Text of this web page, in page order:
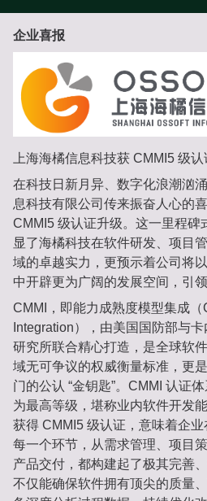
企业喜报
上海海橘信息科技获 CMMI5 级
在科技日新月异、数字化浪潮汹
息科技有限公司传来振奋人心的
CMMI5 级认证升级。这一里程碑
显了海橘科技在软件研发、项目
域的卓越实力，更预示着公司将
中开辟更为广阔的发展空间，引
CMMI，即能力成熟度模型集成
Integration），由美国国防部与
研究所联合精心打造，是全球软
域无可争议的权威衡量标准，更
门的公认 “金钥匙”。CMMI 认证
为最高等级，堪称业内软件开发能
获得 CMMI5 级认证，意味着企
每一个环节，从需求管理、项目
产品交付，都构建起了极其完善
不仅能确保软件拥有顶尖的质量